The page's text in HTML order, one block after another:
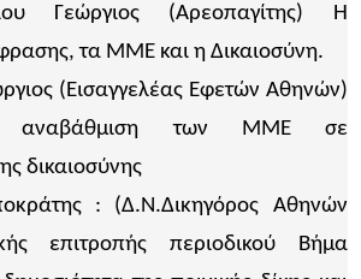
Γεώργιος (Αρεοπαγίτης) Η
τα ΜΜΕ και η Δικαιοσύνη.
(Εισαγγελέας Εφετών Αθηνών)
αναβάθμιση των ΜΜΕ σε
δικαιοσύνης
: (Δ.Ν.Δικηγόρος Αθηνών
επιτροπής περιοδικού Βήμα